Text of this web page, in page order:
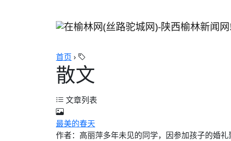
首页 ›
散文
文章列表
最美的春天
作者：高丽萍多年未见的同学，因参加孩子的婚